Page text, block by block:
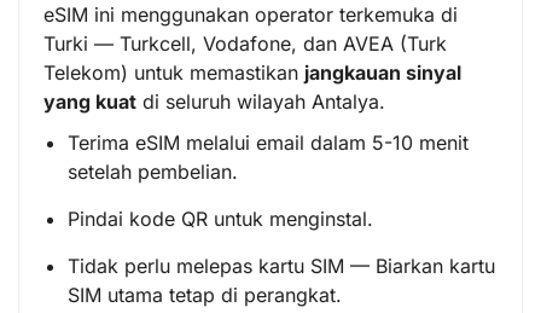
eSIM ini menggunakan operator terkemuka di
Turki — Turkcell, Vodafone, dan AVEA (Turk
Telekom) untuk memastikan jangkauan sinyal
yang kuat di seluruh wilayah Antalya.
Terima eSIM melalui email dalam 5-10 menit
setelah pembelian.
Pindai kode QR untuk menginstal.
Tidak perlu melepas kartu SIM — Biarkan kartu
SIM utama tetap di perangkat.